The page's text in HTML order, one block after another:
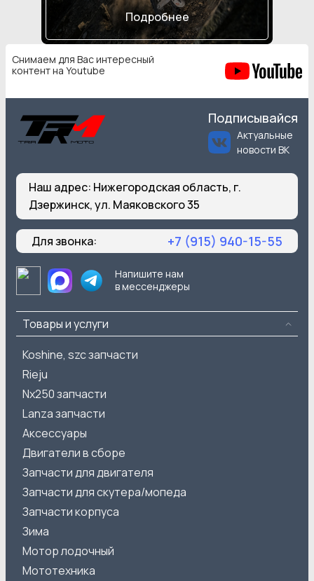
Подробнее
Снимаем для Вас интересный
контент на Youtube
Подписывайся
Актуальные
новости ВК
Наш адрес: Нижегородская область, г.
Дзержинск, ул. Маяковского 35
Для звонка: +7 (915) 940-15-55
Напишите нам
в мессенджеры
Товары и услуги
Koshine, szc запчасти
Rieju
Nx250 запчасти
Lanza запчасти
Аксессуары
Двигатели в сборе
Запчасти для двигателя
Запчасти для скутера/мопеда
Запчасти корпуса
Зима
Мотор лодочный
Мототехника